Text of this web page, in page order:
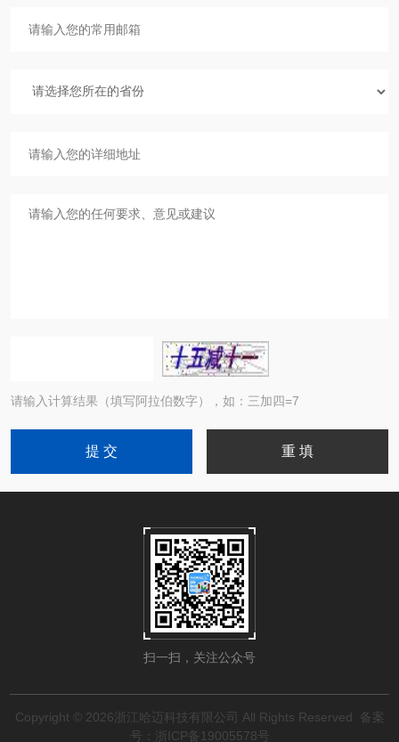
请输入计算结果（填写阿拉伯数字），如：三加四=7
扫一扫，关注公众号
Copyright © 2026浙江哈迈科技有限公司 All Rights Reserved
备案
号：浙ICP备19005578号